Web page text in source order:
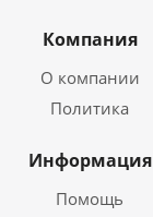
Компания
О компании
Политика
Информация
Помощь